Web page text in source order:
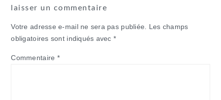
laisser un commentaire
Votre adresse e-mail ne sera pas publiée. Les champs
obligatoires sont indiqués avec*
Commentaire *